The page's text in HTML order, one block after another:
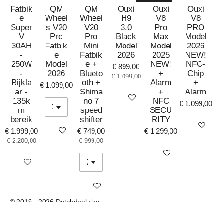
Fatbik
e
Super
V
30AH
-
250W
-
Rijkla
ar -
135k
m
bereik
€ 1.999,00
€ 2.200,00
Bekijk details
QM
Wheel
s V20
Pro
Fatbik
e
Model
2026
€ 1.099,00
Bekijk details
QM
Wheel
V20
Pro
Mini
Fatbik
e +
Blueto
oth +
Shima
no 7
speed
shifter
€ 749,00
€ 999,00
Bekijk details
Ouxi
H9
3.0
Black
Model
2026
€ 899,00
€ 1.099,00
Bekijk details
Ouxi
V8
Pro
Max
Model
2025
NEW!
+
Alarm
+
NFC
SECU
RITY
€ 1.299,00
Bekijk details
Ouxi
V8
PRO
Model
2026
NEW!
NFC-
Chip
+
Alarm
€ 1.099,00
Bekijk